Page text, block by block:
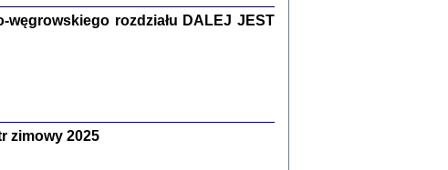
Warszawa 2019
węgrowskiego rozdziału DALEJ JEST
zimowy 2025